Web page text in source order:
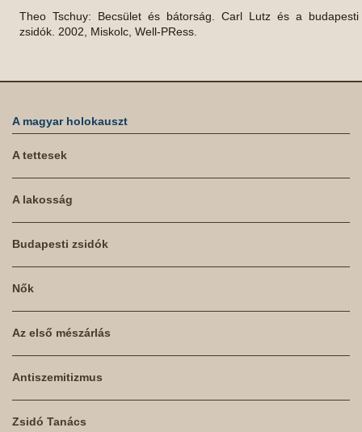
Theo Tschuy: Becsület és bátorság. Carl Lutz és a budapesti
zsidók. 2002, Miskolc, Well-PRess.
A magyar holokauszt
A tettesek
A lakosság
Budapesti zsidók
Nők
Az első mészárlás
Antiszemitizmus
Zsidó Tanács